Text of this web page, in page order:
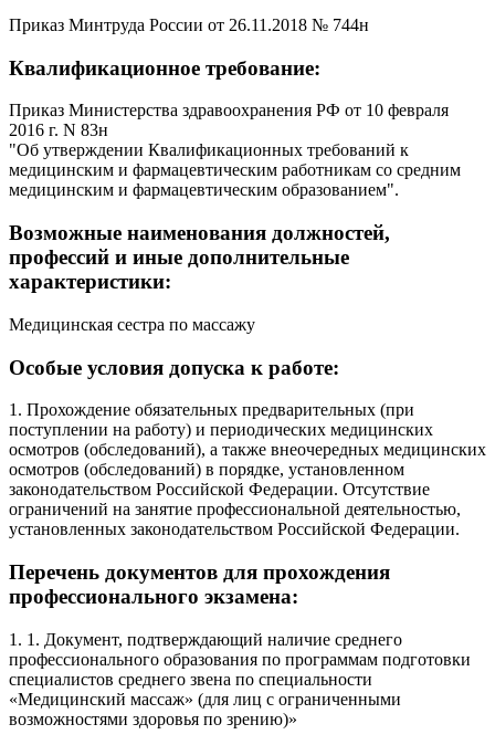
Приказ Минтруда России от 26.11.2018 № 744н
Квалификационное требование:
Приказ Министерства здравоохранения РФ от 10 февраля
2016 г. N 83н
"Об утверждении Квалификационных требований к
медицинским и фармацевтическим работникам со средним
медицинским и фармацевтическим образованием".
Возможные наименования должностей,
профессий и иные дополнительные
характеристики:
Медицинская сестра по массажу
Особые условия допуска к работе:
1. Прохождение обязательных предварительных (при
поступлении на работу) и периодических медицинских
осмотров (обследований), а также внеочередных медицинских
осмотров (обследований) в порядке, установленном
законодательством Российской Федерации. Отсутствие
ограничений на занятие профессиональной деятельностью,
установленных законодательством Российской Федерации.
Перечень документов для прохождения
профессионального экзамена:
1. 1. Документ, подтверждающий наличие среднего
профессионального образования по программам подготовки
специалистов среднего звена по специальности
«Медицинский массаж» (для лиц с ограниченными
возможностями здоровья по зрению)»